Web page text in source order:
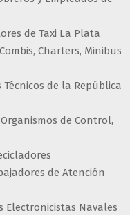
de Taxi La Plata
Charters, Minibus
de la República
de Control,
de Atención
Electronicistas Navales